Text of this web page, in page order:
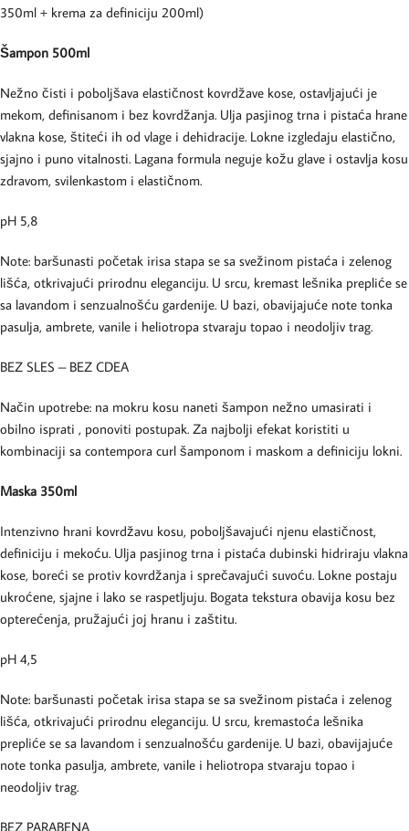
350ml + krema za definiciju 200ml)
Šampon 500ml
Nežno čisti i poboljšava elastičnost kovrdžave kose, ostavljajući je
mekom, definisanom i bez kovrdžanja. Ulja pasjinog trna i pistaća hrane
vlakna kose, štiteći ih od vlage i dehidracije. Lokne izgledaju elastično,
sjajno i puno vitalnosti. Lagana formula neguje kožu glave i ostavlja kosu
zdravom, svilenkastom i elastičnom.
pH 5,8
Note: baršunasti početak irisa stapa se sa svežinom pistaća i zelenog
lišća, otkrivajući prirodnu eleganciju. U srcu, kremast lešnika prepliće se
sa lavandom i senzualnošću gardenije. U bazi, obavijajuće note tonka
pasulja, ambrete, vanile i heliotropa stvaraju topao i neodoljiv trag.
BEZ SLES – BEZ CDEA
Način upotrebe: na mokru kosu naneti šampon nežno umasirati i
obilno isprati , ponoviti postupak. Za najbolji efekat koristiti u
kombinaciji sa contempora curl šamponom i maskom a definiciju lokni.
Maska 350ml
Intenzivno hrani kovrdžavu kosu, poboljšavajući njenu elastičnost,
definiciju i mekoću. Ulja pasjinog trna i pistaća dubinski hidriraju vlakna
kose, boreći se protiv kovrdžanja i sprečavajući suvoću. Lokne postaju
ukroćene, sjajne i lako se raspetljuju. Bogata tekstura obavija kosu bez
opterećenja, pružajući joj hranu i zaštitu.
pH 4,5
Note: baršunasti početak irisa stapa se sa svežinom pistaća i zelenog
lišća, otkrivajući prirodnu eleganciju. U srcu, kremastoća lešnika
prepliće se sa lavandom i senzualnošću gardenije. U bazi, obavijajuće
note tonka pasulja, ambrete, vanile i heliotropa stvaraju topao i
neodoljiv trag.
BEZ PARABENA